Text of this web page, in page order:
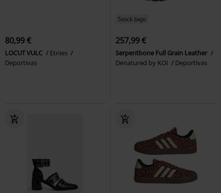
80,99 €
LOCUT VULC
Etnies
Deportivas
Stock bajo
257,99 €
Serpentbone Full Grain Leather
Denatured by KOI
Deportivas